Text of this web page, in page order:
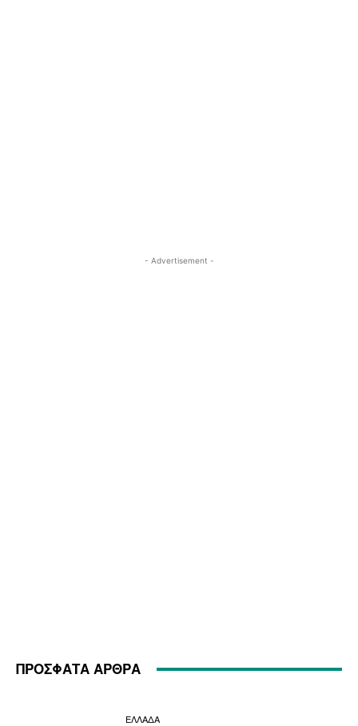
- Advertisement -
ΠΡΟΣΦΑΤΑ ΑΡΘΡΑ
ΕΛΛΑΔΑ